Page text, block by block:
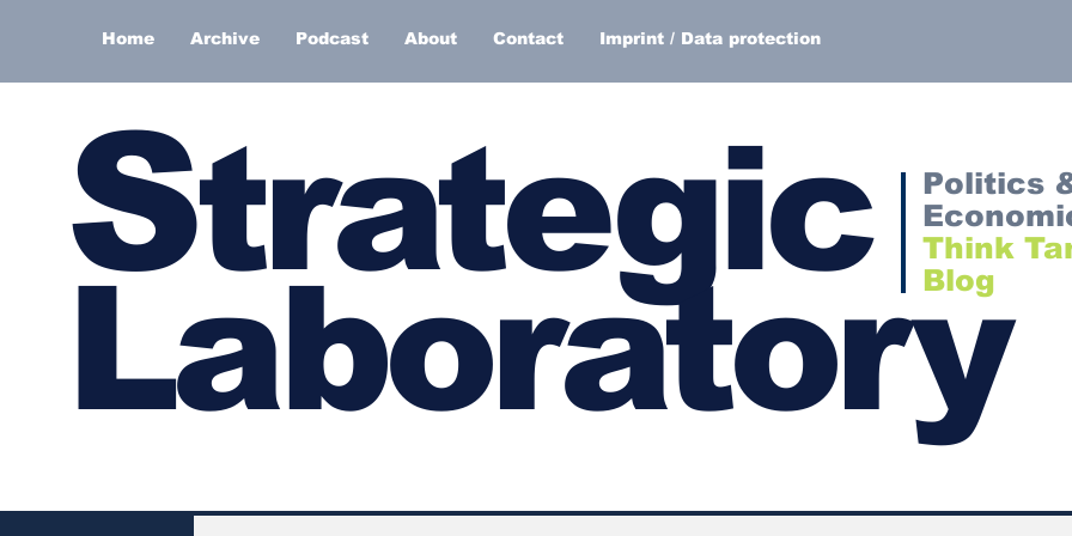
Home Archive Podcast About Contact Imprint / Data protection
Strategic
Laboratory
Politics
Think
Blog